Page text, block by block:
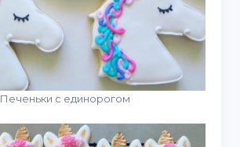
Печеньки с единорогом